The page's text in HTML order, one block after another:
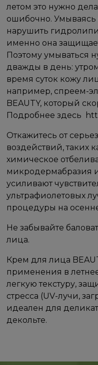
летом это нужно
ошибочно.
нарушить
именно она
Поэтому умываться
дважды в день:
время суток кожу
например, спреем-
BEAUTY, который
Подробнее здесь
Откажитесь от
воздействий, таких
химическое
микродермабразия
усиливают
ультрафиолетовых
процедуры на
Не забывайте
лица.
Крем для лица
применения в
легкую текстуру,
стресса (UV-лучи,
идеален для
декольте.